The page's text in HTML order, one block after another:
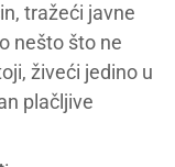
tražeći javne
nešto što ne
živeći jedino u
plačljive